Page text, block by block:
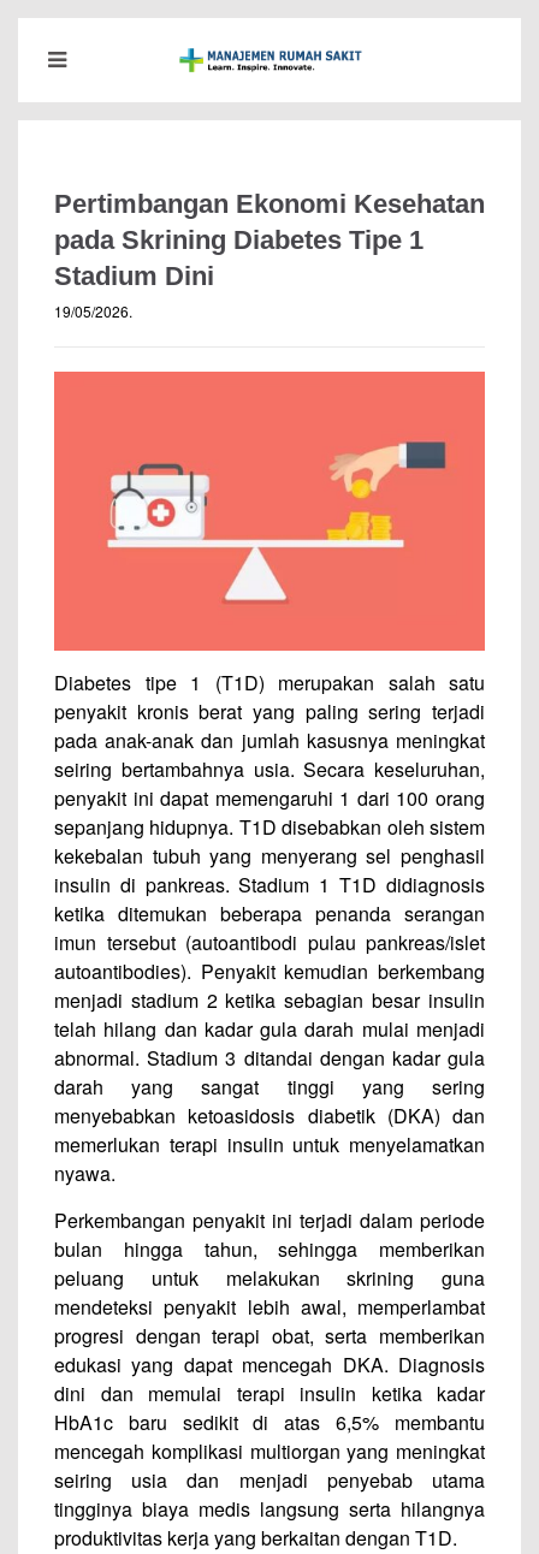
Pertimbangan Ekonomi Kesehatan
pada Skrining Diabetes Tipe 1
Stadium Dini
19/05/2026.
Diabetes tipe 1 (T1D) merupakan salah satu
penyakit kronis berat yang paling sering terjadi
pada anak-anak dan jumlah kasusnya meningkat
seiring bertambahnya usia. Secara keseluruhan,
penyakit ini dapat memengaruhi 1 dari 100 orang
sepanjang hidupnya. T1D disebabkan oleh sistem
kekebalan tubuh yang menyerang sel penghasil
insulin di pankreas. Stadium 1 T1D didiagnosis
ketika ditemukan beberapa penanda serangan
imun tersebut (autoantibodi pulau pankreas/islet
autoantibodies). Penyakit kemudian berkembang
menjadi stadium 2 ketika sebagian besar insulin
telah hilang dan kadar gula darah mulai menjadi
abnormal. Stadium 3 ditandai dengan kadar gula
darah yang sangat tinggi yang sering
menyebabkan ketoasidosis diabetik (DKA) dan
memerlukan terapi insulin untuk menyelamatkan
nyawa.
Perkembangan penyakit ini terjadi dalam periode
bulan hingga tahun, sehingga memberikan
peluang untuk melakukan skrining guna
mendeteksi penyakit lebih awal, memperlambat
progresi dengan terapi obat, serta memberikan
edukasi yang dapat mencegah DKA. Diagnosis
dini dan memulai terapi insulin ketika kadar
HbA1c baru sedikit di atas 6,5% membantu
mencegah komplikasi multiorgan yang meningkat
seiring usia dan menjadi penyebab utama
tingginya biaya medis langsung serta hilangnya
produktivitas kerja yang berkaitan dengan T1D.